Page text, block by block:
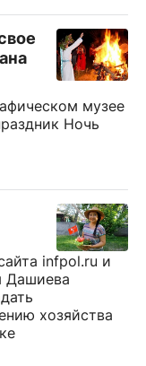
музее
Ночь
infpol.ru и
Дашиева
хозяйства